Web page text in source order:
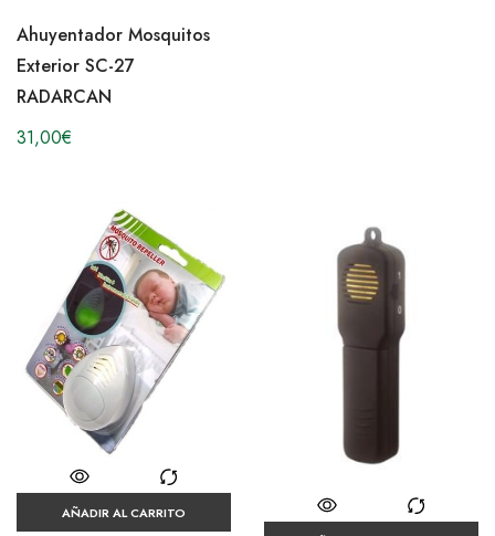
Ahuyentador Mosquitos
Exterior SC-27
RADARCAN
31,00€
AÑADIR AL CARRITO